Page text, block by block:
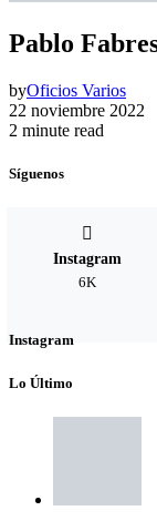
Pablo
byOficios Varios
22 noviembre 2022
2 minute read
Síguenos
Instagram
6K
Instagram
Lo Último